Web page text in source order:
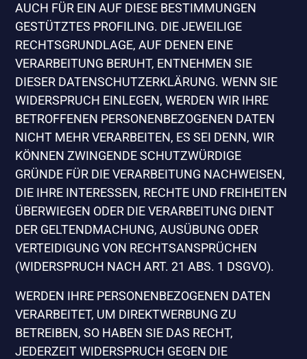
AUCH FÜR EIN AUF DIESE BESTIMMUNGEN
GESTÜTZTES PROFILING. DIE JEWEILIGE
RECHTSGRUNDLAGE, AUF DENEN EINE
VERARBEITUNG BERUHT, ENTNEHMEN SIE
DIESER DATENSCHUTZERKLÄRUNG. WENN SIE
WIDERSPRUCH EINLEGEN, WERDEN WIR IHRE
BETROFFENEN PERSONENBEZOGENEN DATEN
NICHT MEHR VERARBEITEN, ES SEI DENN, WIR
KÖNNEN ZWINGENDE SCHUTZWÜRDIGE
GRÜNDE FÜR DIE VERARBEITUNG NACHWEISEN,
DIE IHRE INTERESSEN, RECHTE UND FREIHEITEN
ÜBERWIEGEN ODER DIE VERARBEITUNG DIENT
DER GELTENDMACHUNG, AUSÜBUNG ODER
VERTEIDIGUNG VON RECHTSANSPRÜCHEN
(WIDERSPRUCH NACH ART. 21 ABS. 1 DSGVO).
WERDEN IHRE PERSONENBEZOGENEN DATEN
VERARBEITET, UM DIREKTWERBUNG ZU
BETREIBEN, SO HABEN SIE DAS RECHT,
JEDERZEIT WIDERSPRUCH GEGEN DIE